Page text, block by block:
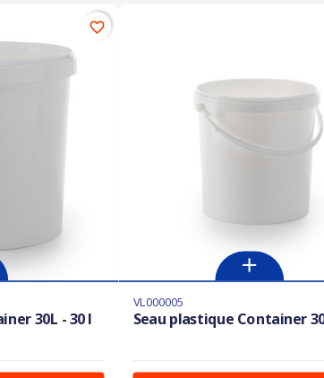
30L - 30 l
favorite_border
VL000005
Seau plastique Container